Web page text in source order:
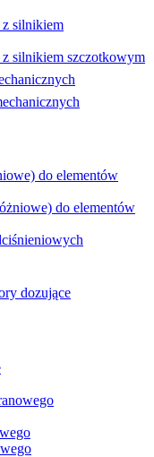
z silnikiem
silnikiem szczotkowym
do elementów
do elementów
dozujące